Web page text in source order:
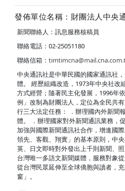
發佈單位名稱：財團法人中央
新聞聯絡人：訊息服務核稿員
聯絡電話：02-25051180
聯絡信箱：
中央通訊社是中華民國的國家通訊社
體。 經歷組織改造，1973年中央社改
方式經營；隨著民主化發展，1996年
例」改制為財團法人，定位為全民共
行三大法定任務： ．辦理國內外新聞
體。 ．辦理國家對外新聞通訊業務，
加強與國際新聞通訊社合作，增進國際
領先、客觀、翔實」的基本原則，中
英、日文即時對外發出上千則新聞、
台灣唯一多語文新聞媒體，服務對象
從台灣民眾延伸至全球僑胞與讀者，
窗」。